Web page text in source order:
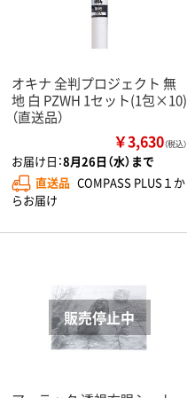
オキナ 全判プロジェクト 無
地 白 PZWH 1セット(1包×10)
（直送品）
￥3,630（税込）
お届け日：8月26日（水）まで
直送品 COMPASS PLUS１か
らお届け